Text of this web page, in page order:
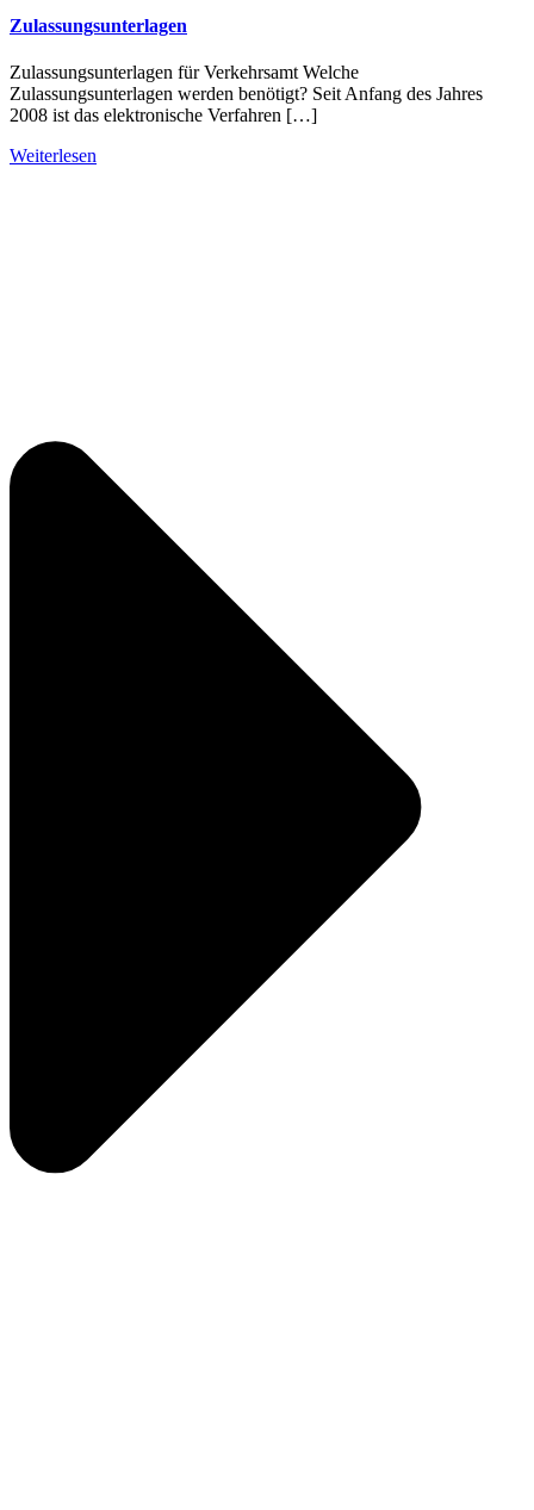
Zulassungsunterlagen
Zulassungsunterlagen für Verkehrsamt Welche
Zulassungsunterlagen werden benötigt? Seit Anfang des Jahres
2008 ist das elektronische Verfahren […]
Weiterlesen